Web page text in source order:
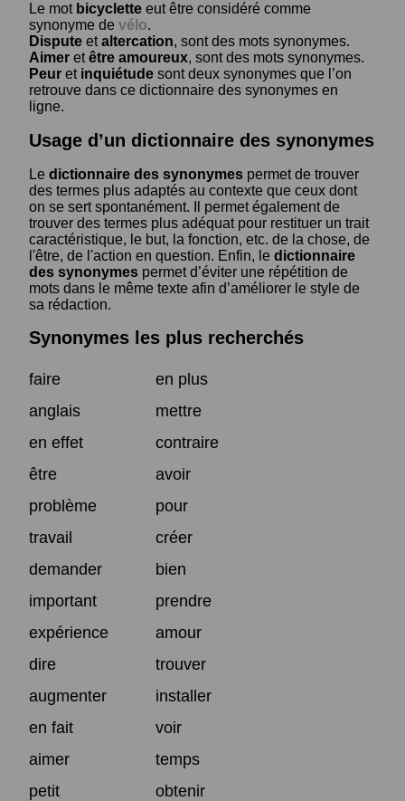
Le mot bicyclette eut être considéré comme
synonyme de vélo.
Dispute etaltercation, sont des mots synonymes.
Aimer etêtre amoureux, sont des mots synonymes.
Peur et inquiétude sont deux synonymes que l’on
retrouve dans ce dictionnaire des synonymes en
ligne.
Usage d’un dictionnaire des synonymes
Le dictionnaire des synonymes permet de trouver
des termes plus adaptés au contexte que ceux dont
on se sert spontanément. Il permet également de
trouver des termes plus adéquat pour restituer un trait
caractéristique, le but, la fonction, etc. de la chose, de
l'être, de l'action en question. Enfin, le dictionnaire
des synonymes permet d’éviter une répétition de
mots dans le même texte afin d’améliorer le style de
sa rédaction.
Synonymes les plus recherchés
faire
en plus
anglais
mettre
en effet
contraire
être
avoir
problème
pour
travail
créer
demander
bien
important
prendre
expérience
amour
dire
trouver
augmenter
installer
en fait
voir
aimer
temps
petit
obtenir